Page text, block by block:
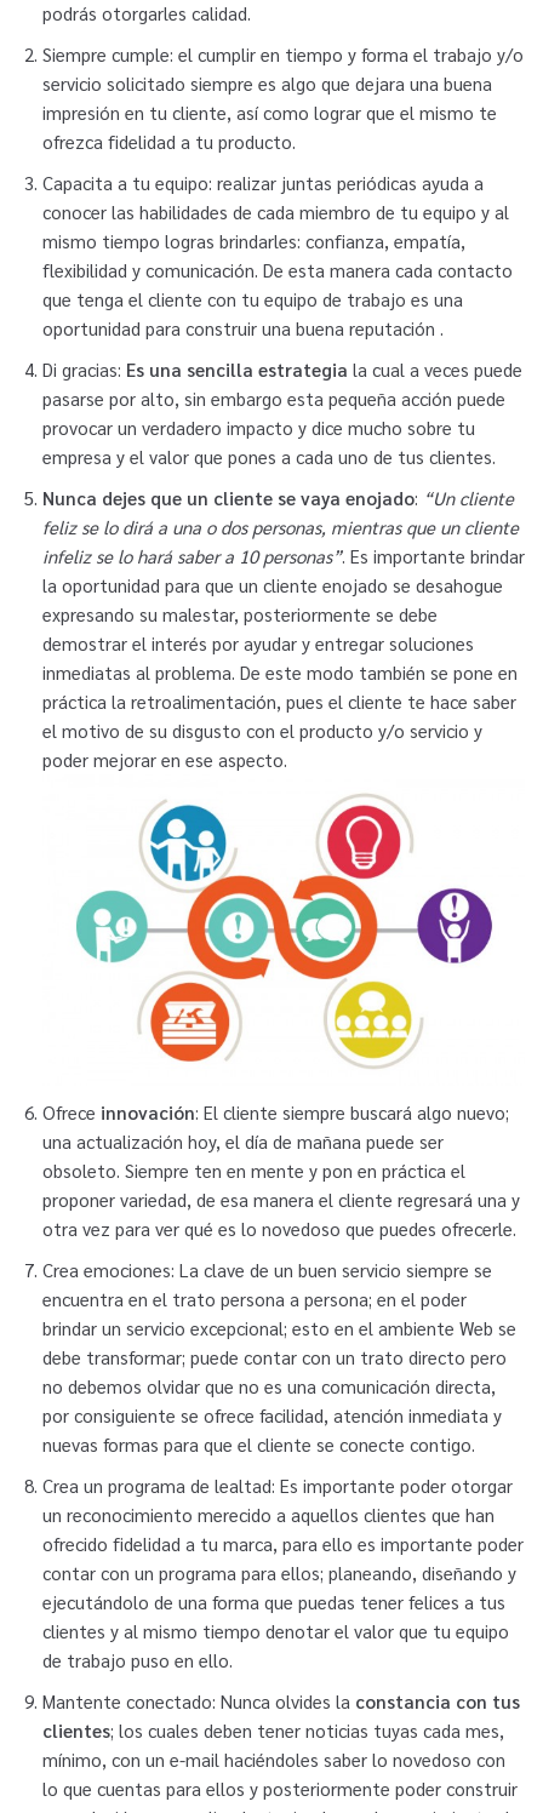
podrás otorgarles calidad.
Siempre cumple: el cumplir en tiempo y forma el trabajo y/o
servicio solicitado siempre es algo que dejara una buena
impresión en tu cliente, así como lograr que el mismo te
ofrezca fidelidad a tu producto.
Capacita a tu equipo: realizar juntas periódicas ayuda a
conocer las habilidades de cada miembro de tu equipo y al
mismo tiempo logras brindarles: confianza, empatía,
flexibilidad y comunicación. De esta manera cada contacto
que tenga el cliente con tu equipo de trabajo es una
oportunidad para construir una buena reputación .
Di gracias: Es una sencilla estrategia la cual a veces puede
pasarse por alto, sin embargo esta pequeña acción puede
provocar un verdadero impacto y dice mucho sobre tu
empresa y el valor que pones a cada uno de tus clientes.
Nunca dejes que un cliente se vaya enojado: “Un cliente
feliz se lo dirá a una o dos personas, mientras que un cliente
infeliz se lo hará saber a 10 personas”. Es importante brindar
la oportunidad para que un cliente enojado se desahogue
expresando su malestar, posteriormente se debe
demostrar el interés por ayudar y entregar soluciones
inmediatas al problema. De este modo también se pone en
práctica la retroalimentación, pues el cliente te hace saber
el motivo de su disgusto con el producto y/o servicio y
poder mejorar en ese aspecto.
Ofrece innovación: El cliente siempre buscará algo nuevo;
una actualización hoy, el día de mañana puede ser
obsoleto. Siempre ten en mente y pon en práctica el
proponer variedad, de esa manera el cliente regresará una y
otra vez para ver qué es lo novedoso que puedes ofrecerle.
Crea emociones: La clave de un buen servicio siempre se
encuentra en el trato persona a persona; en el poder
brindar un servicio excepcional; esto en el ambiente Web se
debe transformar; puede contar con un trato directo pero
no debemos olvidar que no es una comunicación directa,
por consiguiente se ofrece facilidad, atención inmediata y
nuevas formas para que el cliente se conecte contigo.
Crea un programa de lealtad: Es importante poder otorgar
un reconocimiento merecido a aquellos clientes que han
ofrecido fidelidad a tu marca, para ello es importante poder
contar con un programa para ellos; planeando, diseñando y
ejecutándolo de una forma que puedas tener felices a tus
clientes y al mismo tiempo denotar el valor que tu equipo
de trabajo puso en ello.
Mantente conectado: Nunca olvides la constancia con tus
clientes; los cuales deben tener noticias tuyas cada mes,
mínimo, con un e-mail haciéndoles saber lo novedoso con
lo que cuentas para ellos y posteriormente poder construir